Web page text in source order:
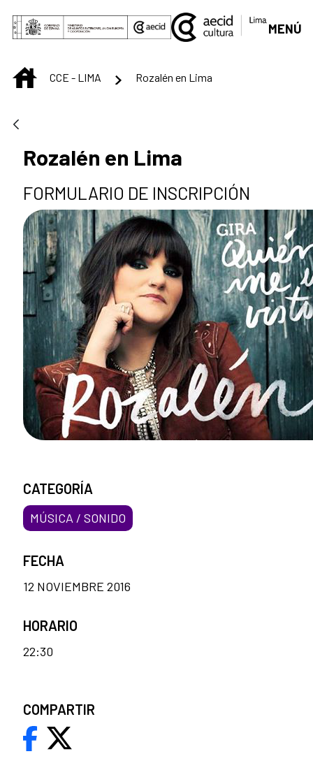
Saltar al contenido principal
MENÚ
INICIOCCE - LIMA Rozalén en Lima
Rozalén en Lima
FORMULARIO DE INSCRIPCIÓN
CATEGORÍA
MÚSICA / SONIDO
FECHA
12 NOVIEMBRE 2016
HORARIO
22:30
COMPARTIR